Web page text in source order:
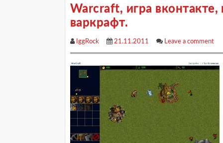
Warcraft, игра
варкрафт.
IggRock 21.11.2011 Leave a comment